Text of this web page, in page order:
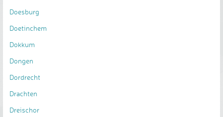
Doesburg
Doetinchem
Dokkum
Dongen
Dordrecht
Drachten
Dreischor